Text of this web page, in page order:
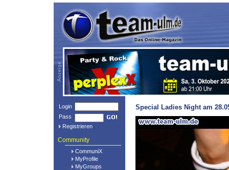
Login
Pass
Registrieren
Community
CommuniX
MyProfile
MyGroups
Special Ladies Night am